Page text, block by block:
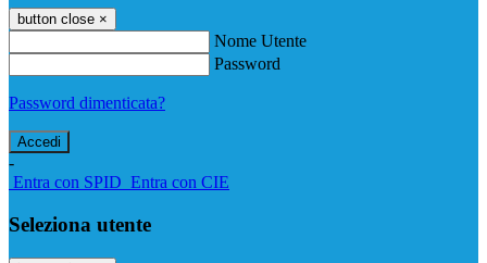
button close ×
Nome Utente
Password
Password dimenticata?
-
Entra con SPID Entra con CIE
Seleziona utente